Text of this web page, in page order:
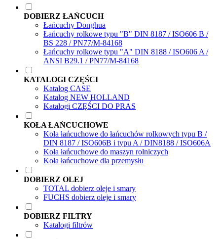
DOBIERZ ŁAŃCUCH
Łańcuchy Donghua
Łańcuchy rolkowe typu "B" DIN 8187 / ISO606 B /
BS 228 / PN77/M-84168
Łańcuchy rolkowe typu "A" DIN 8188 / ISO606 A /
ANSI B29.1 / PN77/M-84168
KATALOGI CZĘŚCI
Katalog CASE
Katalog NEW HOLLAND
Katalogi CZĘŚCI DO PRAS
KOŁA ŁAŃCUCHOWE
Koła łańcuchowe do łańcuchów rolkowych typu B /
DIN 8187 / ISO606B i typu A / DIN8188 / ISO606A
Koła łańcuchowe do maszyn rolniczych
Koła łańcuchowe dla przemysłu
DOBIERZ OLEJ
TOTAL dobierz oleje i smary
FUCHS dobierz oleje i smary
DOBIERZ FILTRY
Katalogi filtrów